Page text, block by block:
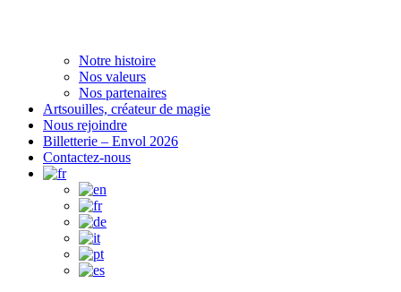
Notre histoire
Nos valeurs
Nos partenaires
Artsouilles, créateur de magie
Nous rejoindre
Billetterie – Envol 2026
Contactez-nous